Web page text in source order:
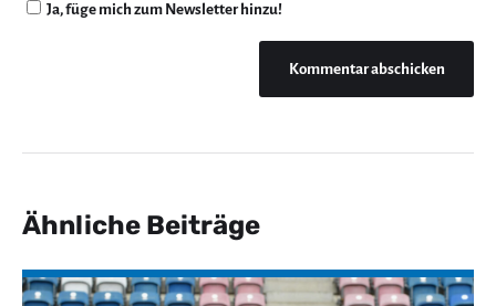
Ja, füge mich zum Newsletter hinzu!
Ähnliche Beiträge